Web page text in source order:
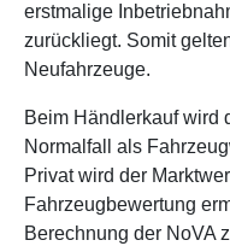
erstmalige
zurückliegt. Somit
Neufahrzeuge.
Beim Händlerkauf wird
Normalfall als
Privat wird der
Fahrzeugbewertung
Berechnung der NoVA